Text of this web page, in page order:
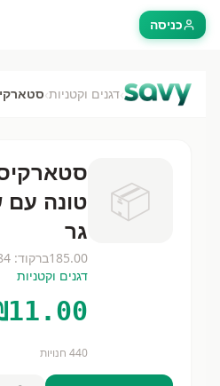
כניסה
›דגנים וקטניות›
📦
גר
185.00ברקוד:
דגנים וקטניות
11.00
440 חנויות